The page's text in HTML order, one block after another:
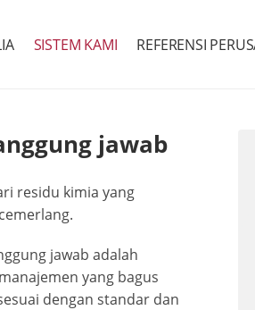
SISTEM KAMI REFERENSI
jawab
residu kimia yang
jawab adalah
yang bagus
dengan standar dan